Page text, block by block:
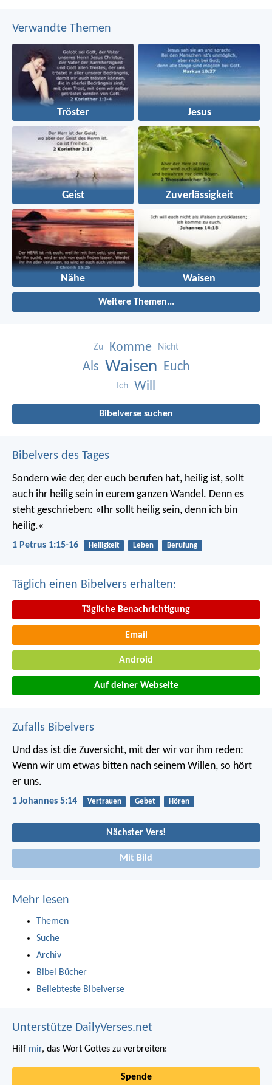
Verwandte Themen
Tröster Jesus
Geist Zuverlässigkeit
Nähe Waisen
Weitere Themen...
Zu Komme Nicht
Als Waisen Euch
Ich Will
Bibelverse suchen
Bibelvers des Tages
Sondern wie der, der euch berufen hat, heilig ist, sollt
auch ihr heilig sein in eurem ganzen Wandel. Denn es
steht geschrieben: »Ihr sollt heilig sein, denn ich bin
heilig.«
1 Petrus 1:15-16 Heiligkeit Leben Berufung
Täglich einen Bibelvers erhalten:
Tägliche Benachrichtigung
Email
Android
Auf deiner Webseite
Zufalls Bibelvers
Und das ist die Zuversicht, mit der wir vor ihm reden:
Wenn wir um etwas bitten nach seinem Willen, so hört
er uns.
1 Johannes 5:14 Vertrauen Gebet Hören
Nächster Vers!
Mit Bild
Mehr lesen
Themen
Suche
Archiv
Bibel Bücher
Beliebteste Bibelverse
Unterstütze DailyVerses.net
Hilf mir, das Wort Gottes zu verbreiten:
Spende